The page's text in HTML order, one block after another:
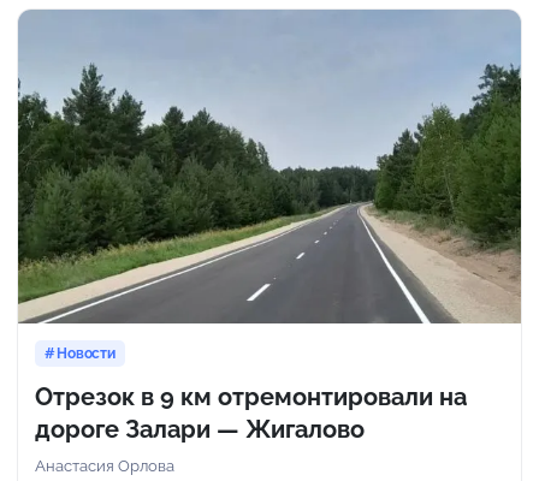
Новости
Отрезок в 9 км отремонтировали на
дороге Залари — Жигалово
Анастасия Орлова